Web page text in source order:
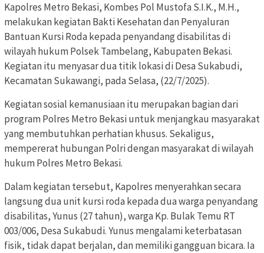
Kapolres Metro Bekasi, Kombes Pol Mustofa S.I.K., M.H.,
melakukan kegiatan Bakti Kesehatan dan Penyaluran
Bantuan Kursi Roda kepada penyandang disabilitas di
wilayah hukum Polsek Tambelang, Kabupaten Bekasi.
Kegiatan itu menyasar dua titik lokasi di Desa Sukabudi,
Kecamatan Sukawangi, pada Selasa, (22/7/2025).
Kegiatan sosial kemanusiaan itu merupakan bagian dari
program Polres Metro Bekasi untuk menjangkau masyarakat
yang membutuhkan perhatian khusus. Sekaligus,
mempererat hubungan Polri dengan masyarakat di wilayah
hukum Polres Metro Bekasi.
Dalam kegiatan tersebut, Kapolres menyerahkan secara
langsung dua unit kursi roda kepada dua warga penyandang
disabilitas, Yunus (27 tahun), warga Kp. Bulak Temu RT
003/006, Desa Sukabudi. Yunus mengalami keterbatasan
fisik, tidak dapat berjalan, dan memiliki gangguan bicara. Ia